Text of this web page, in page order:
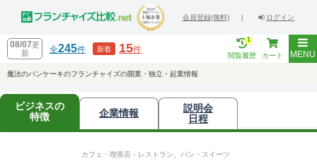
会員登録(無料) | ログイン
08/07更
新
全245件 新着 15件
1
閲覧履歴 カート MENU
魔法のパンケーキのフランチャイズの開業・独立・起業情報
ビジネスの
特徴
企業情報
説明会
日程
カフェ・喫茶店・レストラン、パン・スイーツ